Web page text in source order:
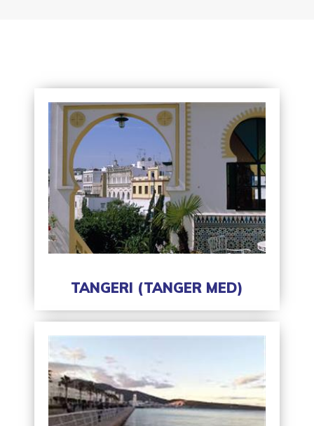
TANGERI (TANGER MED)